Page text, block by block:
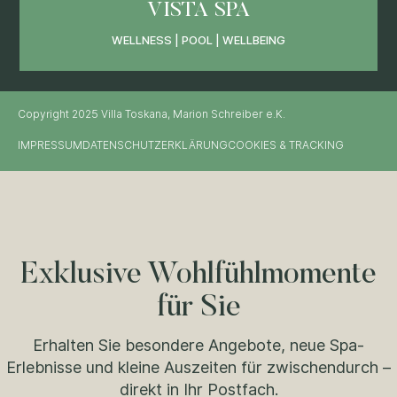
VISTA SPA
WELLNESS | POOL | WELLBEING
Copyright 2025 Villa Toskana, Marion Schreiber e.K.
IMPRESSUMDATENSCHUTZERKLÄRUNGCOOKIES & TRACKING
Exklusive Wohlfühlmomente
für Sie
Erhalten Sie besondere Angebote, neue Spa-
Erlebnisse und kleine Auszeiten für zwischendurch –
direkt in Ihr Postfach.